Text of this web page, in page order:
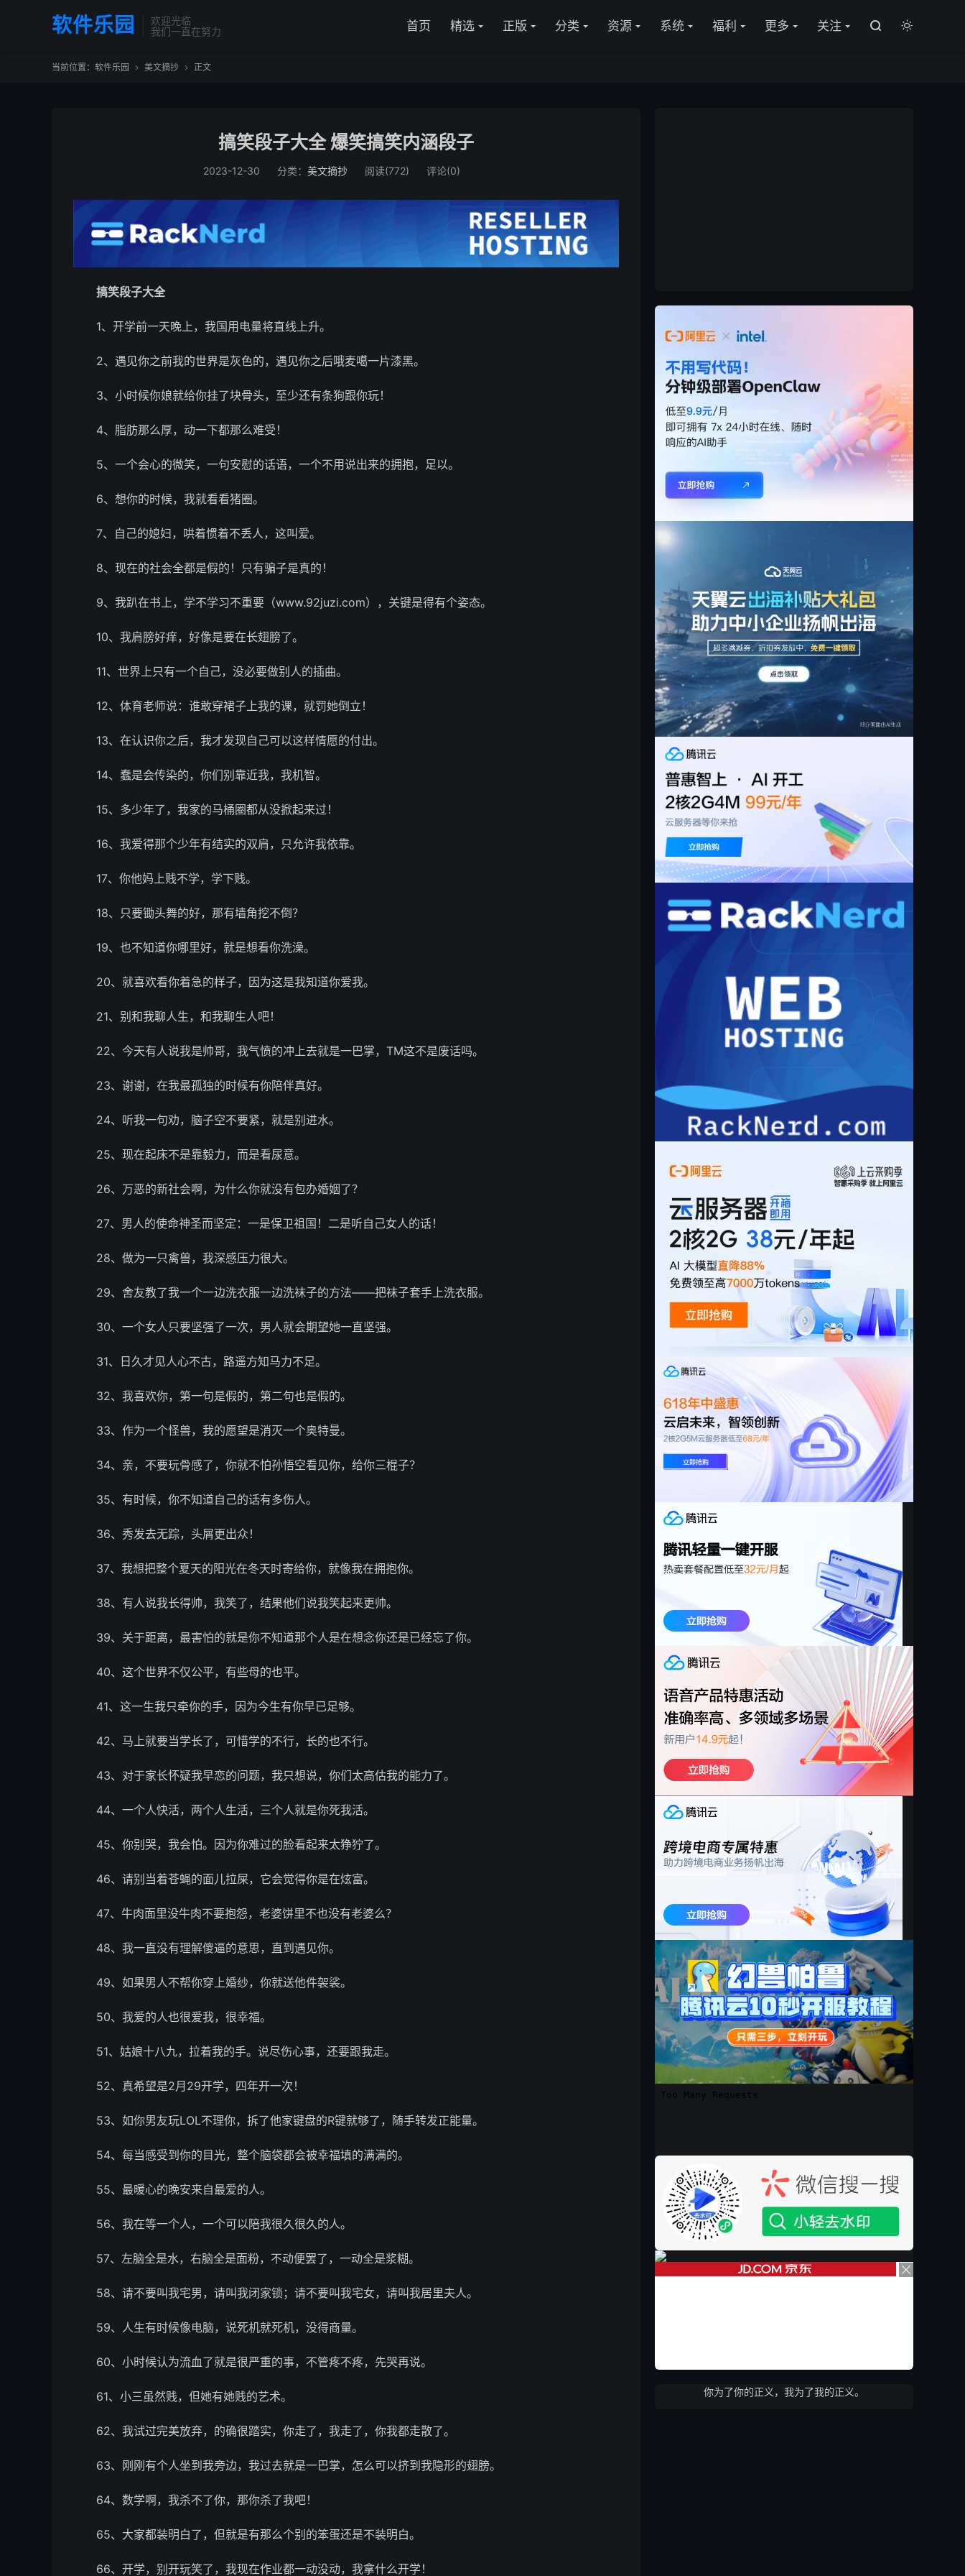
软件乐园
欢迎光临
我们一直在努力
首页 精选 正版 分类 资源 系统 福利 更多 关注  
当前位置： 软件乐园  美文摘抄  正文
搞笑段子大全 爆笑搞笑内涵段子
2023-12-30 分类： 美文摘抄 阅读(772) 评论(0)
搞笑段子大全
1、开学前一天晚上，我国用电量将直线上升。
2、遇见你之前我的世界是灰色的，遇见你之后哦麦噶一片漆黑。
3、小时候你娘就给你挂了块骨头，至少还有条狗跟你玩！
4、脂肪那么厚，动一下都那么难受！
5、一个会心的微笑，一句安慰的话语，一个不用说出来的拥抱，足以。
6、想你的时候，我就看看猪圈。
7、自己的媳妇，哄着惯着不丢人，这叫爱。
8、现在的社会全都是假的！只有骗子是真的！
9、我趴在书上，学不学习不重要（www.92juzi.com），关键是得有个姿态。
10、我肩膀好痒，好像是要在长翅膀了。
11、世界上只有一个自己，没必要做别人的插曲。
12、体育老师说：谁敢穿裙子上我的课，就罚她倒立！
13、在认识你之后，我才发现自己可以这样情愿的付出。
14、蠢是会传染的，你们别靠近我，我机智。
15、多少年了，我家的马桶圈都从没掀起来过！
16、我爱得那个少年有结实的双肩，只允许我依靠。
17、你他妈上贱不学，学下贱。
18、只要锄头舞的好，那有墙角挖不倒？
19、也不知道你哪里好，就是想看你洗澡。
20、就喜欢看你着急的样子，因为这是我知道你爱我。
21、别和我聊人生，和我聊生人吧！
22、今天有人说我是帅哥，我气愤的冲上去就是一巴掌，TM这不是废话吗。
23、谢谢，在我最孤独的时候有你陪伴真好。
24、听我一句劝，脑子空不要紧，就是别进水。
25、现在起床不是靠毅力，而是看尿意。
26、万恶的新社会啊，为什么你就没有包办婚姻了？
27、男人的使命神圣而坚定：一是保卫祖国！二是听自己女人的话！
28、做为一只禽兽，我深感压力很大。
29、舍友教了我一个一边洗衣服一边洗袜子的方法——把袜子套手上洗衣服。
30、一个女人只要坚强了一次，男人就会期望她一直坚强。
31、日久才见人心不古，路遥方知马力不足。
32、我喜欢你，第一句是假的，第二句也是假的。
33、作为一个怪兽，我的愿望是消灭一个奥特曼。
34、亲，不要玩骨感了，你就不怕孙悟空看见你，给你三棍子？
35、有时候，你不知道自己的话有多伤人。
36、秀发去无踪，头屑更出众！
37、我想把整个夏天的阳光在冬天时寄给你，就像我在拥抱你。
38、有人说我长得帅，我笑了，结果他们说我笑起来更帅。
39、关于距离，最害怕的就是你不知道那个人是在想念你还是已经忘了你。
40、这个世界不仅公平，有些母的也平。
41、这一生我只牵你的手，因为今生有你早已足够。
42、马上就要当学长了，可惜学的不行，长的也不行。
43、对于家长怀疑我早恋的问题，我只想说，你们太高估我的能力了。
44、一个人快活，两个人生活，三个人就是你死我活。
45、你别哭，我会怕。因为你难过的脸看起来太狰狞了。
46、请别当着苍蝇的面儿拉屎，它会觉得你是在炫富。
47、牛肉面里没牛肉不要抱怨，老婆饼里不也没有老婆么？
48、我一直没有理解傻逼的意思，直到遇见你。
49、如果男人不帮你穿上婚纱，你就送他件袈裟。
50、我爱的人也很爱我，很幸福。
51、姑娘十八九，拉着我的手。说尽伤心事，还要跟我走。
52、真希望是2月29开学，四年开一次！
53、如你男友玩LOL不理你，拆了他家键盘的R键就够了，随手转发正能量。
54、每当感受到你的目光，整个脑袋都会被幸福填的满满的。
55、最暖心的晚安来自最爱的人。
56、我在等一个人，一个可以陪我很久很久的人。
57、左脑全是水，右脑全是面粉，不动便罢了，一动全是浆糊。
58、请不要叫我宅男，请叫我闭家锁；请不要叫我宅女，请叫我居里夫人。
59、人生有时候像电脑，说死机就死机，没得商量。
60、小时候认为流血了就是很严重的事，不管疼不疼，先哭再说。
61、小三虽然贱，但她有她贱的艺术。
62、我试过完美放弃，的确很踏实，你走了，我走了，你我都走散了。
63、刚刚有个人坐到我旁边，我过去就是一巴掌，怎么可以挤到我隐形的翅膀。
64、数学啊，我杀不了你，那你杀了我吧！
65、大家都装明白了，但就是有那么个别的笨蛋还是不装明白。
66、开学，别开玩笑了，我现在作业都一动没动，我拿什么开学！
你为了你的正义，我为了我的正义。